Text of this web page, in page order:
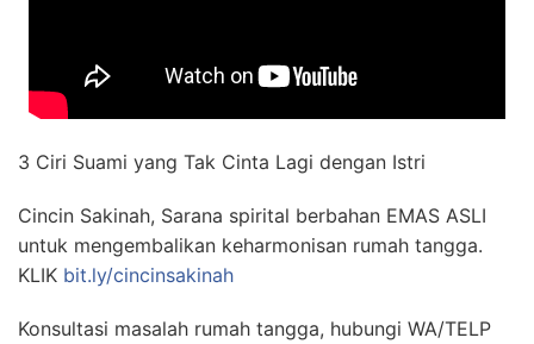
3 Ciri Suami yang Tak Cinta Lagi dengan Istri
Cincin Sakinah, Sarana spirital berbahan EMAS ASLI
untuk mengembalikan keharmonisan rumah tangga.
KLIK bit.ly/cincinsakinah
Konsultasi masalah rumah tangga, hubungi WA/TELP